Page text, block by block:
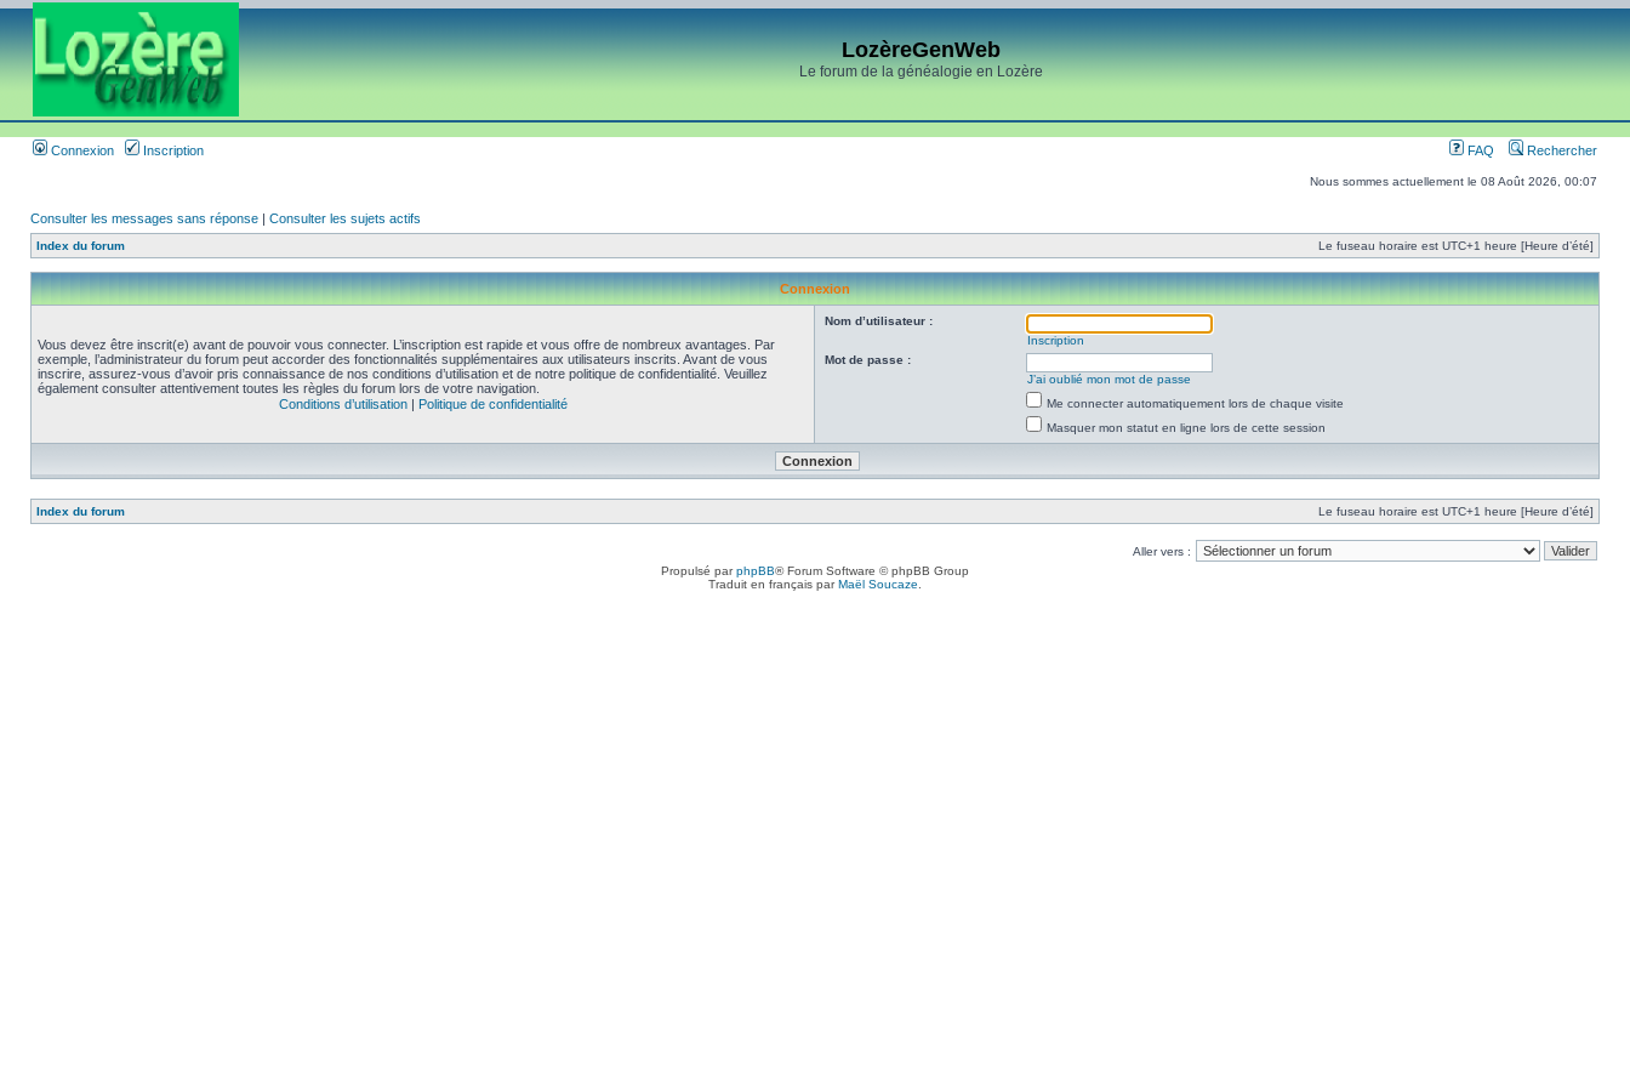
LozèreGenWeb
Le forum de la généalogie en Lozère
Connexion Inscription FAQ Rechercher
Nous sommes actuellement le 08 Août 2026, 00:07
Consulter les messages sans réponse | Consulter les sujets actifs
Index du forum Le fuseau horaire est UTC+1 heure [Heure d’été]
Connexion
Vous devez être inscrit(e) avant de pouvoir vous connecter. L’inscription est rapide et vous offre de nombreux avantages. Par
exemple, l’administrateur du forum peut accorder des fonctionnalités supplémentaires aux utilisateurs inscrits. Avant de vous
inscrire, assurez-vous d’avoir pris connaissance de nos conditions d’utilisation et de notre politique de confidentialité. Veuillez
également consulter attentivement toutes les règles du forum lors de votre navigation.
Conditions d’utilisation| Politique de confidentialité
Nom d’utilisateur :
Inscription
Mot de passe :
J’ai oublié mon mot de passe
Me connecter automatiquement lors de chaque visite
Masquer mon statut en ligne lors de cette session
Index du forum Le fuseau horaire est UTC+1 heure [Heure d’été]
Aller vers :
Propulsé parphpBB® Forum Software © phpBB Group
Traduit en français parMaël Soucaze